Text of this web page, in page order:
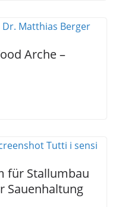
Arche –
für Stallumbau
Sauenhaltung